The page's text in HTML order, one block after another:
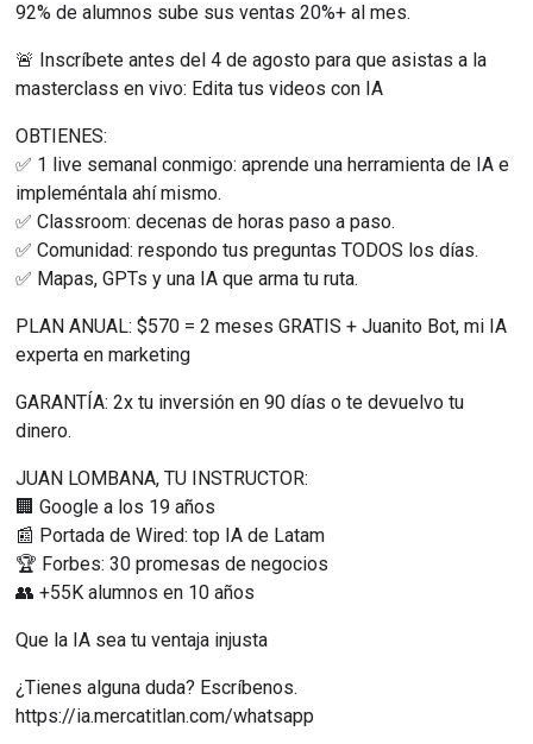
92% de alumnos sube sus ventas 20%+ al mes.
🚨 Inscríbete antes del 4 de agosto para que asistas a la
masterclass en vivo: Edita tus videos con IA
OBTIENES:
✅ 1 live semanal conmigo: aprende una herramienta de IA e
impleméntala ahí mismo.
✅ Classroom: decenas de horas paso a paso.
✅ Comunidad: respondo tus preguntas TODOS los días.
✅ Mapas, GPTs y una IA que arma tu ruta.
PLAN ANUAL: $570 = 2 meses GRATIS + Juanito Bot, mi IA
experta en marketing
GARANTÍA: 2x tu inversión en 90 días o te devuelvo tu
dinero.
JUAN LOMBANA, TU INSTRUCTOR:
🏢 Google a los 19 años
📰 Portada de Wired: top IA de Latam
🏆 Forbes: 30 promesas de negocios
👥 +55K alumnos en 10 años
Que la IA sea tu ventaja injusta
¿Tienes alguna duda? Escríbenos.
https://ia.mercatitlan.com/whatsapp